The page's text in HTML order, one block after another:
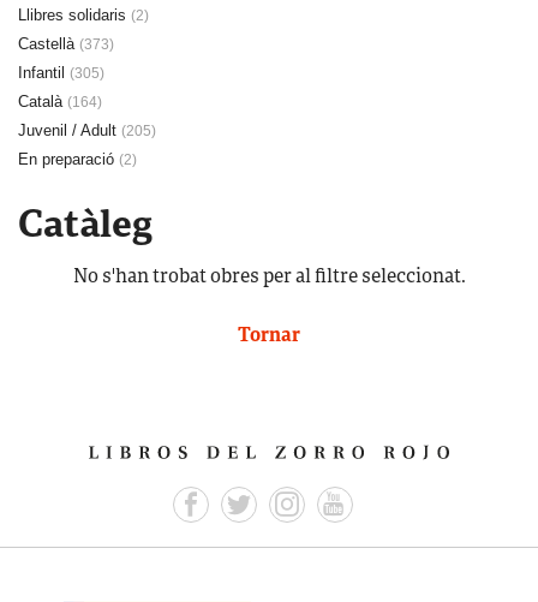
Llibres solidaris (2)
Castellà (373)
Infantil (305)
Català (164)
Juvenil / Adult (205)
En preparació (2)
Catàleg
No s'han trobat obres per al filtre seleccionat.
Tornar